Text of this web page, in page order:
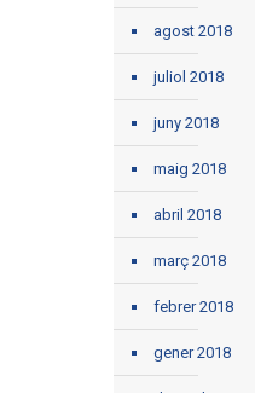
agost 2018
juliol 2018
juny 2018
maig 2018
abril 2018
març 2018
febrer 2018
gener 2018